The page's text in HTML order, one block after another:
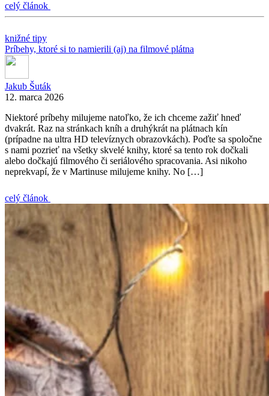
celý článok
knižné tipy
Príbehy, ktoré si to namierili (aj) na filmové plátna
Jakub Šuták
12. marca 2026
Niektoré príbehy milujeme natoľko, že ich chceme zažiť hneď
dvakrát. Raz na stránkach kníh a druhýkrát na plátnach kín
(prípadne na ultra HD televíznych obrazovkách). Poďte sa spoločne
s nami pozrieť na všetky skvelé knihy, ktoré sa tento rok dočkali
alebo dočkajú filmového či seriálového spracovania. Asi nikoho
neprekvapí, že v Martinuse milujeme knihy. No […]
celý článok